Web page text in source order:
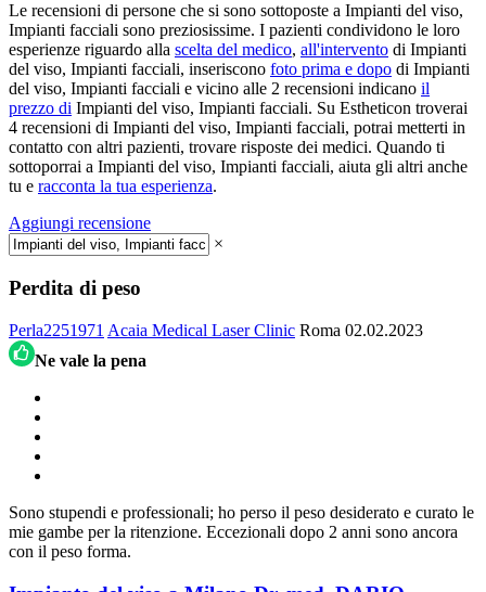
Le recensioni di persone che si sono sottoposte a Impianti del viso,
Impianti facciali sono preziosissime. I pazienti condividono le loro
esperienze riguardo alla scelta del medico, all'intervento di Impianti
del viso, Impianti facciali, inseriscono foto prima e dopo di Impianti
del viso, Impianti facciali e vicino alle 2 recensioni indicano il
prezzo di Impianti del viso, Impianti facciali. Su Estheticon troverai
4 recensioni di Impianti del viso, Impianti facciali, potrai metterti in
contatto con altri pazienti, trovare risposte dei medici. Quando ti
sottoporrai a Impianti del viso, Impianti facciali, aiuta gli altri anche
tu e racconta la tua esperienza.
Aggiungi recensione
×
Perdita di peso
Perla2251971 Acaia Medical Laser Clinic Roma 02.02.2023
Ne vale la pena
Sono stupendi e professionali; ho perso il peso desiderato e curato le
mie gambe per la ritenzione. Eccezionali dopo 2 anni sono ancora
con il peso forma.